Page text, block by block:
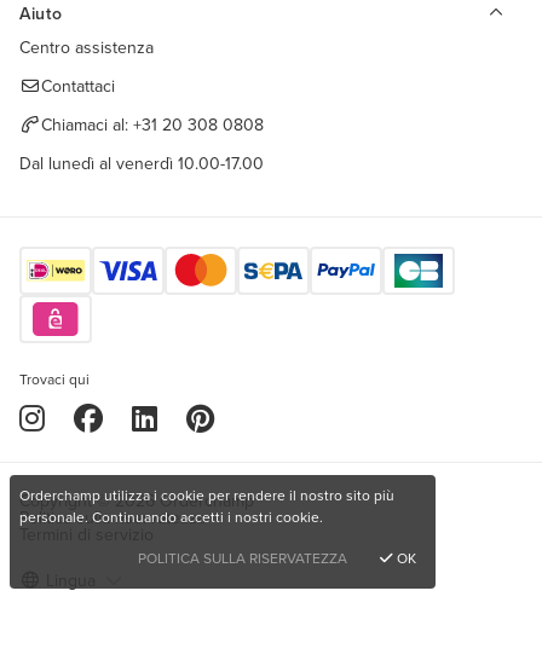
Aiuto
Centro assistenza
Contattaci
Chiamaci al: +31 20 308 0808
Dal lunedì al venerdì 10.00-17.00
Trovaci qui
Copyright © 2026 Orderchamp
Politica sulla riservatezza
Orderchamp utilizza i cookie per rendere il nostro sito più
personale. Continuando accetti i nostri cookie.
POLITICA SULLA RISERVATEZZA
OK